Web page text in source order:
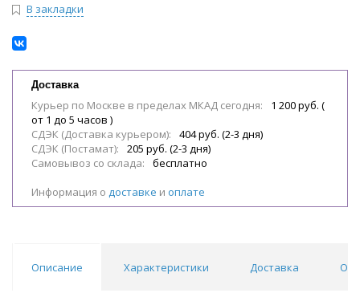
В закладки
Доставка
Курьер по Москве в пределах МКАД сегодня:
1 200 руб. (
от 1 до 5 часов )
СДЭК (Доставка курьером):
404 руб. (2-3 дня)
СДЭК (Постамат):
205 руб. (2-3 дня)
Самовывоз со склада:
бесплатно
Информация о доставке и оплате
Описание Характеристики Доставка